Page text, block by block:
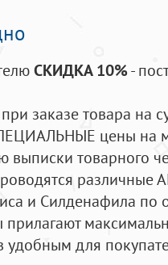
СКИДКА 10%-
при заказе товара на
цены на
выписки товарного
и Силденафила по
удобным для